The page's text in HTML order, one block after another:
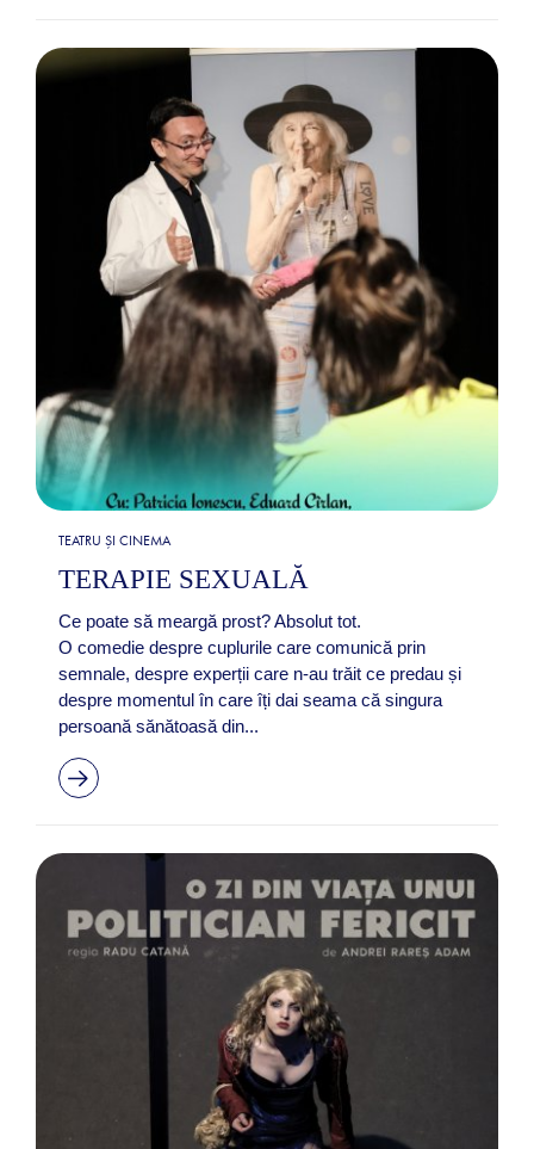
TEATRU ȘI CINEMA
TERAPIE SEXUALĂ
Ce poate să meargă prost? Absolut tot.
O comedie despre cuplurile care comunică prin
semnale, despre experții care n-au trăit ce predau și
despre momentul în care îți dai seama că singura
persoană sănătoasă din...